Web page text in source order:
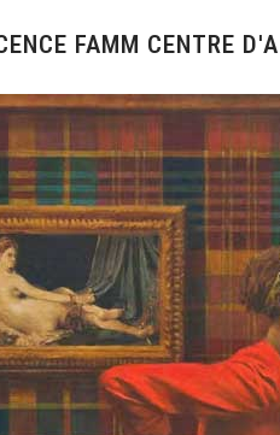
FAMM CENTRE